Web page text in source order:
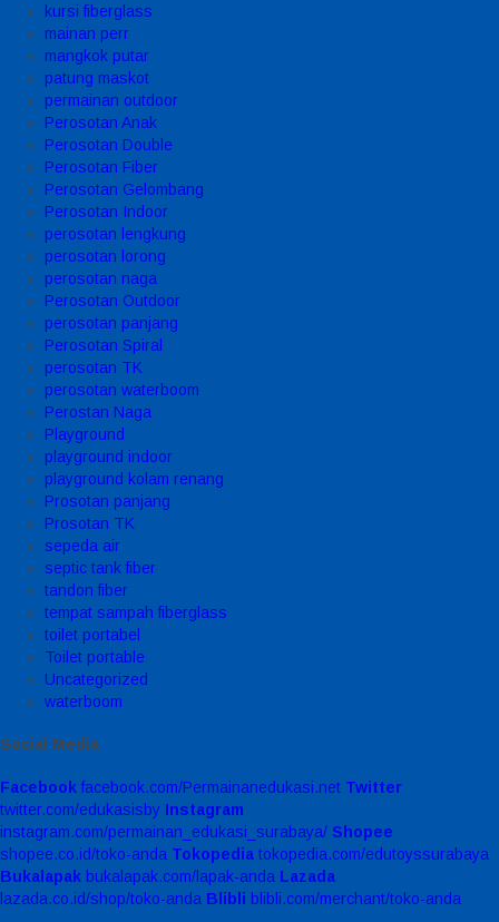
kursi fiberglass
mainan perr
mangkok putar
patung maskot
permainan outdoor
Perosotan Anak
Perosotan Double
Perosotan Fiber
Perosotan Gelombang
Perosotan Indoor
perosotan lengkung
perosotan lorong
perosotan naga
Perosotan Outdoor
perosotan panjang
Perosotan Spiral
perosotan TK
perosotan waterboom
Perostan Naga
Playground
playground indoor
playground kolam renang
Prosotan panjang
Prosotan TK
sepeda air
septic tank fiber
tandon fiber
tempat sampah fiberglass
toilet portabel
Toilet portable
Uncategorized
waterboom
Social Media
Facebook facebook.com/Permainanedukasi.net Twitter
twitter.com/edukasisby Instagram
instagram.com/permainan_edukasi_surabaya/ Shopee
shopee.co.id/toko-anda Tokopedia tokopedia.com/edutoyssurabaya
Bukalapak bukalapak.com/lapak-anda Lazada
lazada.co.id/shop/toko-anda Blibli blibli.com/merchant/toko-anda